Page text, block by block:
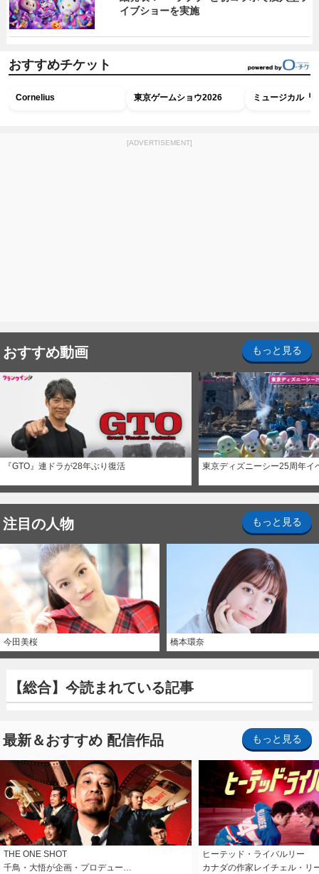
イブショーを実施
おすすめチケット
Cornelius 東京ゲームショウ2026 ミュージカル『
[ADVERTISEMENT]
おすすめ動画 もっと見る
『GTO』連ドラが28年ぶり復活 東京ディズニーシー25周年イ
注目の人物 もっと見る
今田美桜 橋本環奈
【総合】今読まれている記事
最新＆おすすめ 配信作品 もっと見る
THE ONE SHOT
千鳥・大悟が企画・プロデュー…
ヒーテッド・ライバルリー
カナダの作家レイチェル・リ